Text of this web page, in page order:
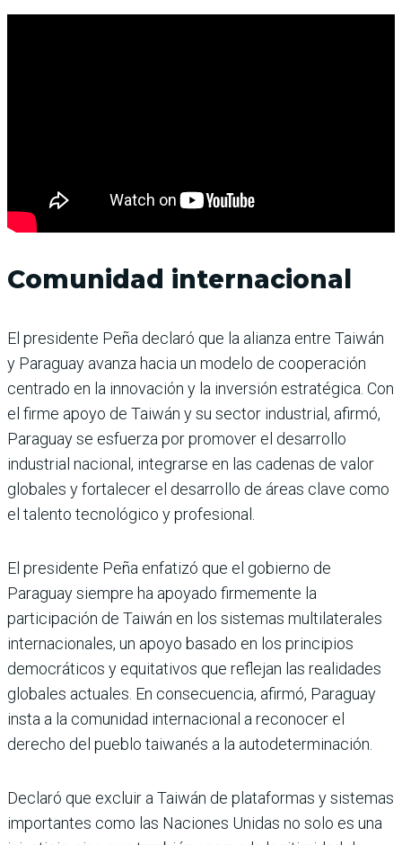
Comunidad internacional
El presidente Peña declaró que la alianza entre Taiwán
y Paraguay avanza hacia un modelo de cooperación
centrado en la innovación y la inversión estratégica. Con
el firme apoyo de Taiwán y su sector industrial, afirmó,
Paraguay se esfuerza por promover el desarrollo
industrial nacional, integrarse en las cadenas de valor
globales y fortalecer el desarrollo de áreas clave como
el talento tecnológico y profesional.
El presidente Peña enfatizó que el gobierno de
Paraguay siempre ha apoyado firmemente la
participación de Taiwán en los sistemas multilaterales
internacionales, un apoyo basado en los principios
democráticos y equitativos que reflejan las realidades
globales actuales. En consecuencia, afirmó, Paraguay
insta a la comunidad internacional a reconocer el
derecho del pueblo taiwanés a la autodeterminación.
Declaró que excluir a Taiwán de plataformas y sistemas
importantes como las Naciones Unidas no solo es una